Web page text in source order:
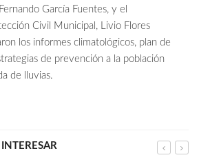
García Fuentes, y el
Civil Municipal, Livio Flores
los informes climatológicos, plan de
de prevención a la población
de lluvias.